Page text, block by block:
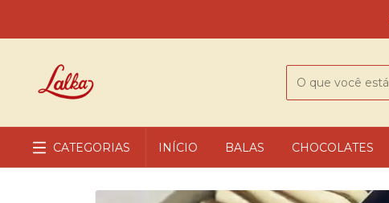
CATEGORIAS INÍCIO BALAS CHOCOLATES